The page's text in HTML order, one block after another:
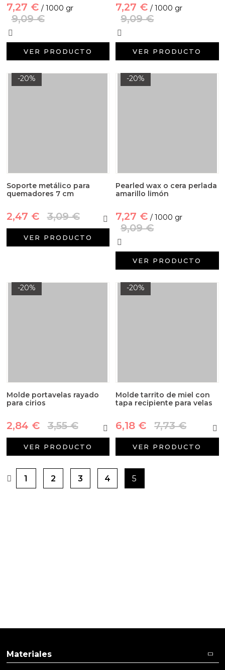
7,27 € / 1000 gr
9,09 €
VER PRODUCTO
7,27 € / 1000 gr
9,09 €
VER PRODUCTO
-20%
Soporte metálico para
quemadores 7 cm
2,47 € 3,09 €
VER PRODUCTO
-20%
Pearled wax o cera perlada
amarillo limón
7,27 € / 1000 gr
9,09 €
VER PRODUCTO
-20%
Molde portavelas rayado
para cirios
2,84 € 3,55 €
VER PRODUCTO
-20%
Molde tarrito de miel con
tapa recipiente para velas
6,18 € 7,73 €
VER PRODUCTO
1 2 3 4 5
Materiales